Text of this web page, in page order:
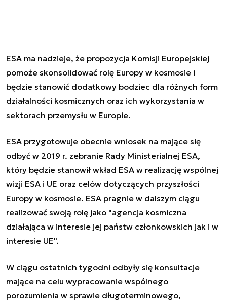
ESA ma nadzieje, że propozycja Komisji Europejskiej
pomoże skonsolidować rolę Europy w kosmosie i
będzie stanowić dodatkowy bodziec dla różnych form
działalności kosmicznych oraz ich wykorzystania w
sektorach przemysłu w Europie.
ESA przygotowuje obecnie wniosek na mające się
odbyć w 2019 r. zebranie Rady Ministerialnej ESA,
który będzie stanowił wkład ESA w realizację wspólnej
wizji ESA i UE oraz celów dotyczących przyszłości
Europy w kosmosie. ESA pragnie w dalszym ciągu
realizować swoją rolę jako "agencja kosmiczna
działająca w interesie jej państw członkowskich jak i w
interesie UE".
W ciągu ostatnich tygodni odbyły się konsultacje
mające na celu wypracowanie wspólnego
porozumienia w sprawie długoterminowego,